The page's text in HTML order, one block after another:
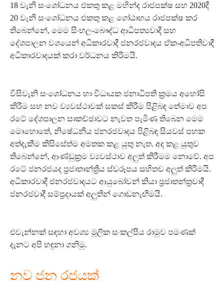
18 වැනි සංශෝධනය එකතු කළ මහින්ද රාජපක්ෂ සහ 2020දී
20 වැනි සංශෝධනය එකතු කළ ගෝඨාභය රාජපක්ෂ කර
තිබෙන්නේ, මෙම සිංහල-බෞද්ධ ආධිපත්‍යවාදී සහ
දේශපාලන වශයෙන් අධිකාරවාදී ජනරජවාදය ඒක-අධිපතිවාදී
අධිකාරවාදයක් කරා වර්ධනය කිරීමයි.
විසිවැනි සංශෝධනය හා විධායක ජනාධිපති ක්‍රමය අහෝසි
කිරීම සහ නව ව්‍යවස්ථාවක් සකස් කිරීම පිළිබඳ තේමාව අප
රටේ දේශපාලන සාකච්ඡාවට නැවත පැමිණ තිබෙන මෙම
මොහොතේ, නිෂේධනීය ජනරජවාදය පිළිබඳ සියවස් පහක
අත්දැකීම කිසිසේත්ම අමතක කළ යුතු නැත. අද කළ යුතුව
තිබෙන්නේ, ආණ්ඩුක්‍රම ව්‍යවස්ථාව අලුත් කිරීමම නොවේ. අප
රටේ ජනරජයද ප්‍රජාතාන්ත්‍රීය ස්වරූපය සහිතව අලුත් කිරීමයි.
අධිකාරවාදී ජනරජවාදයට ආයුබෝවන් කියා ප්‍රජාතන්ත්‍රවාදී
ජනරජවාදී සම්ප්‍රදායක් අලුතින් ගොඩනැඟීමයි.
එවැන්නක් සඳහා අවශ්‍ය මූලික සංකල්පීය රාමුව පමණක්
දැනට අපි හඳුනා ගනිමු.
නව ජන රජයක්